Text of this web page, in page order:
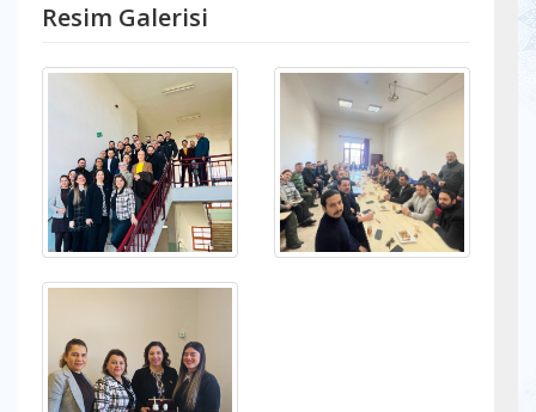
Resim Galerisi